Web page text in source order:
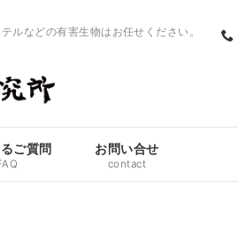
ルなどの有害生物はお任せください。
ご質問 お問い合せ
contact